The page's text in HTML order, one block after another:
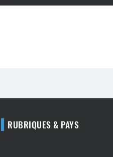
RUBRIQUES & PAYS